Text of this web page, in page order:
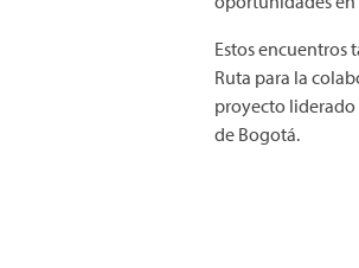
Estos encuentros
Ruta para la
proyecto liderado
de Bogotá.